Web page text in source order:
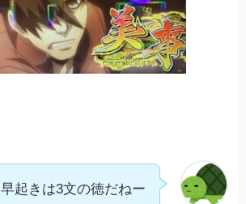
早起きは3文の徳だねー